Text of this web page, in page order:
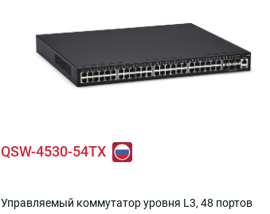
QSW-4530-54TX
Управляемый коммутатор уровня L3, 48 портов